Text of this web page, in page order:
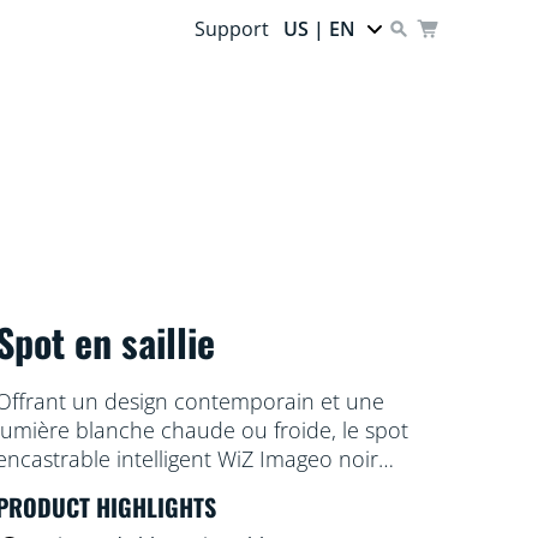
Support US | EN
en saillie
un design contemporain et une
blanche chaude ou froide, le spot
intelligent WiZ Imageo noir
votre espace avec une lumière
HIGHLIGHTS